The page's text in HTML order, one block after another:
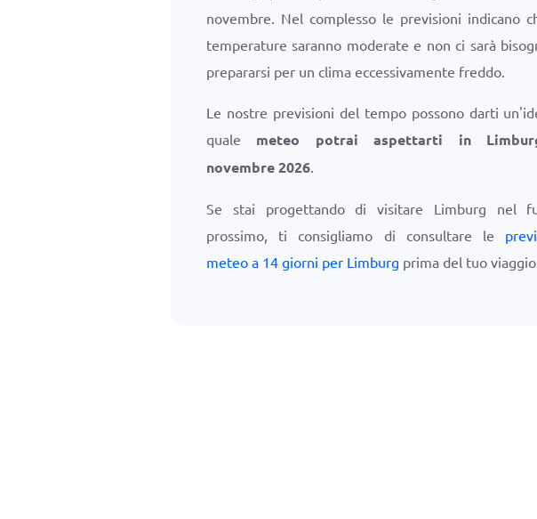
novembre. Nel complesso le previsioni indicano
temperature saranno moderate e non ci sarà
prepararsi per un clima eccessivamente freddo.
Le nostre previsioni del tempo possono darti
quale meteo potrai aspettarti in
novembre 2026.
Se stai progettando di visitare Limburg nel
prossimo, ti consigliamo di consultare le
meteo a 14 giorni per Limburg prima del tuo